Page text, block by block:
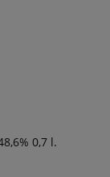
0,7 l.